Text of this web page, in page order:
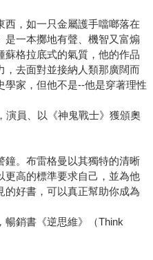
西，如一只金屬護手噹啷落在
是一本擲地有聲、機智又富煽
蘇格拉底式的氣質，他的作品
，去面對並接納人類那廣闊而
學家，但他不是--他是穿著理性
演員、以《神鬼戰士》獲頒奧
鐘。布雷格曼以其獨特的清晰
更高的標準要求自己，並為他
的好書，可以真正幫助你成為
暢銷書《逆思維》（Think